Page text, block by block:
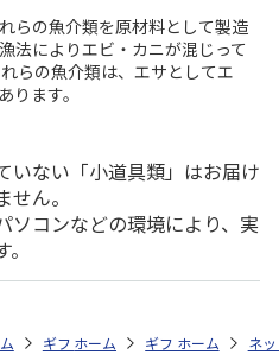
らの魚介類を原材料として製造
法によりエビ・カニが混じって
らの魚介類は、エサとしてエ
ります。
いない「小道具類」はお届け
ん。
ソコンなどの環境により、実
カタログギフト 防災カタログ
商品ジャンル カタログギフト
ギフト通販 商品ジャンル 名
ホーム ギフト通販 商
ホーム ネ